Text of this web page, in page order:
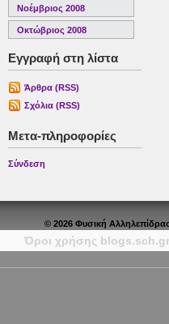
Νοέμβριος 2008
Οκτώβριος 2008
Εγγραφή στη λίστα
Άρθρα (RSS)
Σχόλια (RSS)
Μετα-πληροφορίες
Σύνδεση
© 2026 Φυσική
Όροι χρήσης blogs.sch.gr